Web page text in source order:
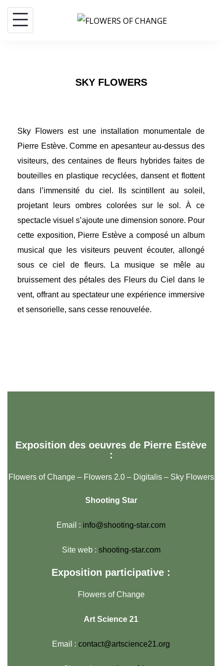
SKY FLOWERS
Sky Flowers est une installation monumentale de
Pierre Estève. Comme en apesanteur au-dessus des
visiteurs, des centaines de fleurs hybrides faites de
bouteilles en plastique recyclées, dansent et flottent
dans l’immensité du ciel. Ils scintillent au soleil,
projetant leurs ombres colorées sur le sol. À ce
spectacle visuel s’ajoute une dimension sonore. Pour
cette exposition, Pierre Estève a composé un album
musical que les visiteurs peuvent écouter, allongé
sous ce ciel de fleurs. La musique se mêle au
bruissement des pétales des Fleurs du Ciel dans le
vent, offrant au spectateur une expérience immersive
et sensorielle, sans cesse renouvelée.
Exposition des oeuvres de Pierre Estève
:
Flowers of Change – Flowers 2.0 – Digitalis – Sky Flowers
Shooting Star
Email : info@shooting-star.com
Site web : shooting-star.com
Exposition participative :
Flowers of Change
Art Science 21
Email : contact@artscience21.org